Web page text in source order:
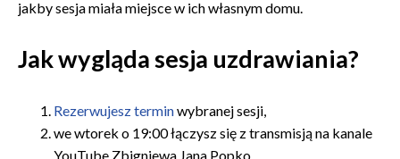
jakby sesja miała miejsce w ich własnym domu.
Jak wygląda sesja uzdrawiania?
Rezerwujesz terminwybranej sesji,
we wtorek o 19:00 łączysz się z transmisją na kanale
YouTube Zbigniewa Jana Popko,